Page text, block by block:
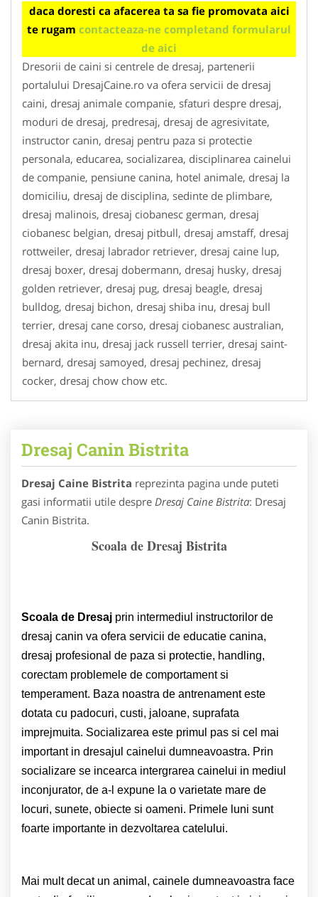
daca doresti ca afacerea ta sa fie promovata aici
te rugam contacteaza-ne completand formularul
de aici
Dresorii de caini si centrele de dresaj, partenerii
portalului DresajCaine.ro va ofera servicii de dresaj
caini, dresaj animale companie, sfaturi despre dresaj,
moduri de dresaj, predresaj, dresaj de agresivitate,
instructor canin, dresaj pentru paza si protectie
personala, educarea, socializarea, disciplinarea cainelui
de companie, pensiune canina, hotel animale, dresaj la
domiciliu, dresaj de disciplina, sedinte de plimbare,
dresaj malinois, dresaj ciobanesc german, dresaj
ciobanesc belgian, dresaj pitbull, dresaj amstaff, dresaj
rottweiler, dresaj labrador retriever, dresaj caine lup,
dresaj boxer, dresaj dobermann, dresaj husky, dresaj
golden retriever, dresaj pug, dresaj beagle, dresaj
bulldog, dresaj bichon, dresaj shiba inu, dresaj bull
terrier, dresaj cane corso, dresaj ciobanesc australian,
dresaj akita inu, dresaj jack russell terrier, dresaj saint-
bernard, dresaj samoyed, dresaj pechinez, dresaj
cocker, dresaj chow chow etc.
Dresaj Canin Bistrita
Dresaj Caine Bistrita reprezinta pagina unde puteti
gasi informatii utile despre Dresaj Caine Bistrita: Dresaj
Canin Bistrita.
Scoala de Dresaj Bistrita
Scoala de Dresaj prin intermediul instructorilor de
dresaj canin va ofera servicii de educatie canina,
dresaj profesional de paza si protectie, handling,
corectam problemele de comportament si
temperament. Baza noastra de antrenament este
dotata cu padocuri, custi, jaloane, suprafata
imprejmuita. Socializarea este primul pas si cel mai
important in dresajul cainelui dumneavoastra. Prin
socializare se incearca intergrarea cainelui in mediul
inconjurator, de a-l expune la o varietate mare de
locuri, sunete, obiecte si oameni. Primele luni sunt
foarte importante in dezvoltarea catelului.
Mai mult decat un animal, cainele dumneavoastra face